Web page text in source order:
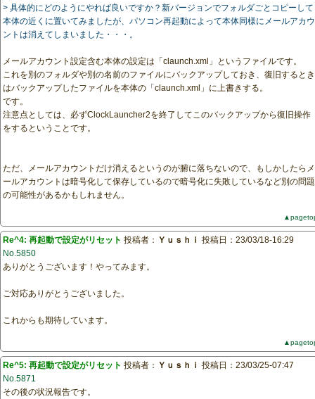
> 具体的にどのようにやれば良いですか？新バージョンでフォルダごとコピーして
本体の近くに置いてみましたが、パソコン再起動によって本体同様にメールアカウ
ントは消えてしまいました・・・。
メールアカウント設定含む本体の設定は「claunch.xml」というファイルです。
これを別のフォルダや別の名前のファイルにバックアップしておき、復旧するとき
はバックアップしたファイルを本体の「claunch.xml」に上書きする。
です。
注意点としては、必ずClockLauncher2を終了してこのバックアップから復旧操作
をするということです。
ただ、メールアカウントだけ消えるというのが腑に落ちないので、もしかしたらメ
ールアカウントは暗号化して保存しているので暗号化に失敗しているなど別の問題
の可能性があるかもしれません。
Re^4: 再起動で設定がリセット 投稿者： Ｙｕｓｈｉ 投稿日：23/03/18-16:29
No.5850
ありがとうございます！やってみます。
ご対応ありがとうございました。
これからも期待しています。
Re^5: 再起動で設定がリセット 投稿者： Ｙｕｓｈｉ 投稿日：23/03/25-07:47
No.5871
その後の状況報告です。